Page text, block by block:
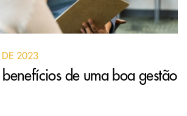
DE 2023
de uma boa gestão